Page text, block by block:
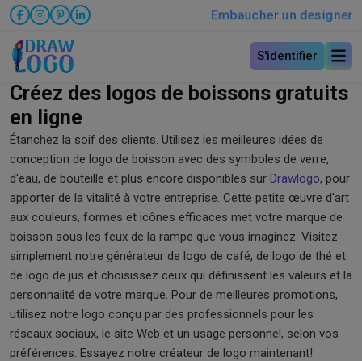
Embaucher un designer
S'identifier
Créez des logos de boissons gratuits
en ligne
Étanchez la soif des clients. Utilisez les meilleures idées de
conception de logo de boisson avec des symboles de verre,
d'eau, de bouteille et plus encore disponibles sur Drawlogo, pour
apporter de la vitalité à votre entreprise. Cette petite œuvre d'art
aux couleurs, formes et icônes efficaces met votre marque de
boisson sous les feux de la rampe que vous imaginez. Visitez
simplement notre générateur de logo de café, de logo de thé et
de logo de jus et choisissez ceux qui définissent les valeurs et la
personnalité de votre marque. Pour de meilleures promotions,
utilisez notre logo conçu par des professionnels pour les
réseaux sociaux, le site Web et un usage personnel, selon vos
préférences. Essayez notre créateur de logo maintenant!